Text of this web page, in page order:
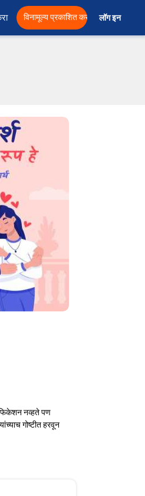
विनामूल्य प्रकाशित करा लॉग इन
नव्हते पण
गोष्टीत हरवून